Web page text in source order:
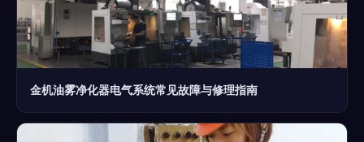
金机油雾净化器电气系统常见故障与修理指南